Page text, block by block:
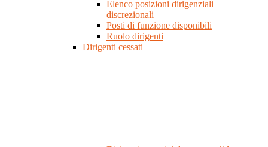
Elenco posizioni dirigenziali
discrezionali
Posti di funzione disponibili
Ruolo dirigenti
Dirigenti cessati